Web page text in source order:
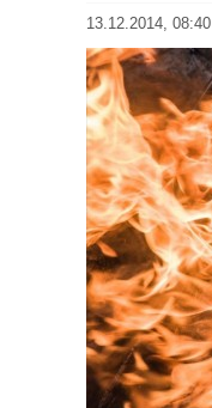
13.12.2014, 08:40